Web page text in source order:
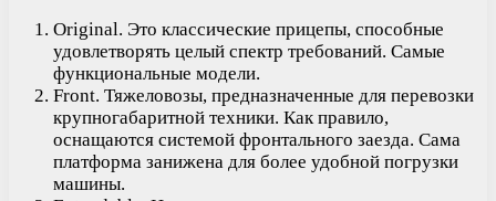
Original. Это классические прицепы, способные
удовлетворять целый спектр требований. Самые
функциональные модели.
Front. Тяжеловозы, предназначенные для перевозки
крупногабаритной техники. Как правило,
оснащаются системой фронтального заезда. Сама
платформа занижена для более удобной погрузки
машины.